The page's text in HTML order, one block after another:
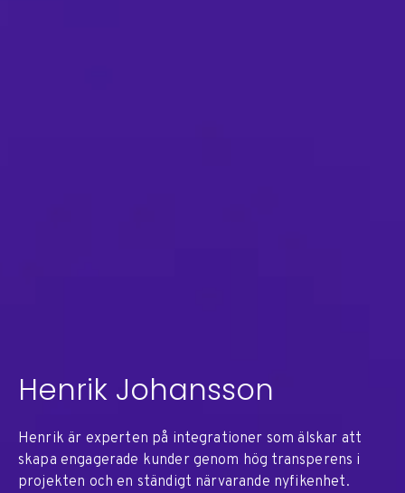
Henrik Johansson
Henrik är experten på integrationer som älskar att
skapa engagerade kunder genom hög transperens i
projekten och en ständigt närvarande nyfikenhet.